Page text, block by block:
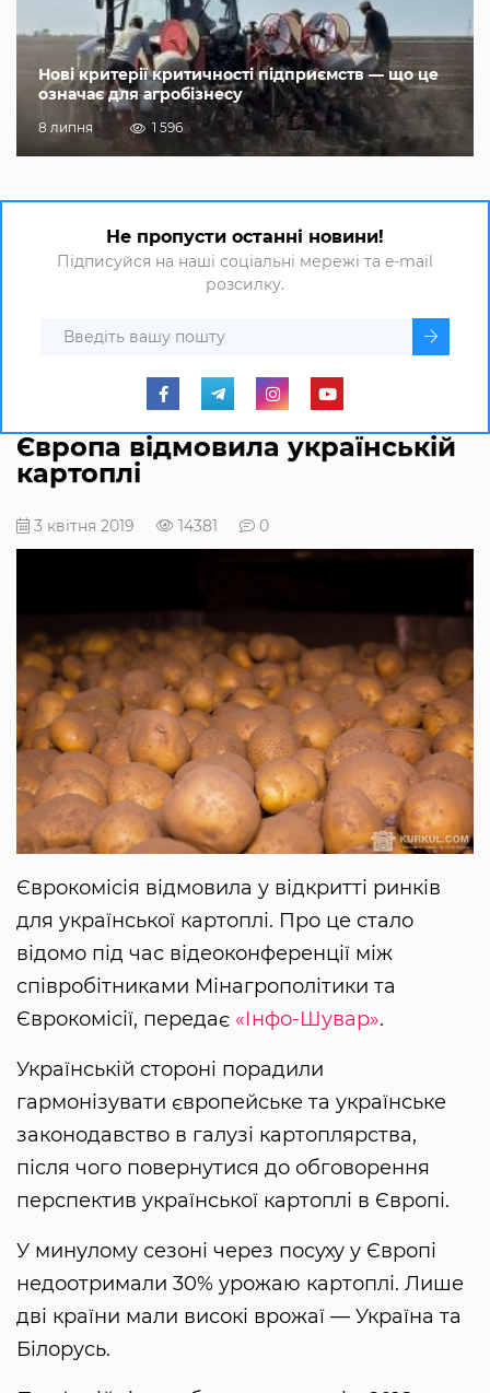
Нові критерії критичності підприємств — що це
означає для агробізнесу
8 липня 1 596
Не пропусти останні новини!
Підписуйся на наші соціальні мережі та e-mail
розсилку.
Європа відмовила українській
картоплі
3 квітня 2019 14381 0
Єврокомісія відмовила у відкритті ринків
для української картоплі. Про це стало
відомо під час відеоконференції між
співробітниками Мінагрополітики та
Єврокомісії, передає «Інфо-Шувар».
Українській стороні порадили
гармонізувати європейське та українське
законодавство в галузі картоплярства,
після чого повернутися до обговорення
перспектив української картоплі в Європі.
У минулому сезоні через посуху у Європі
недоотримали 30% урожаю картоплі. Лише
дві країни мали високі врожаї — Україна та
Білорусь.